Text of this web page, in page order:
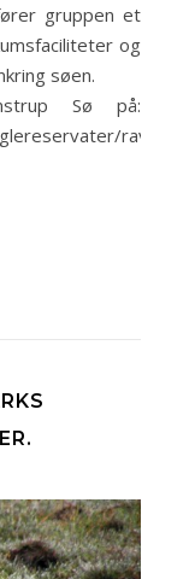
gruppen et
og
søen.
Sø på: